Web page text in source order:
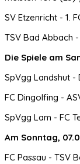
SV Etzenricht - 1.
TSV Bad Abbach
Die Spiele am
SpVgg Landshut -
FC Dingolfing -
SpVgg Lam - FC
Am Sonntag,
FC Passau - TSV